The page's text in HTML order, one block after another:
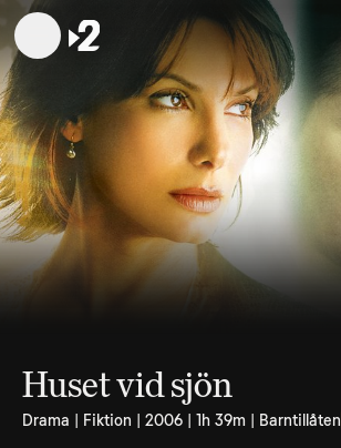
Huset vid sjön
Drama | Fiktion | 2006 | 1h 39m | Barntillåten